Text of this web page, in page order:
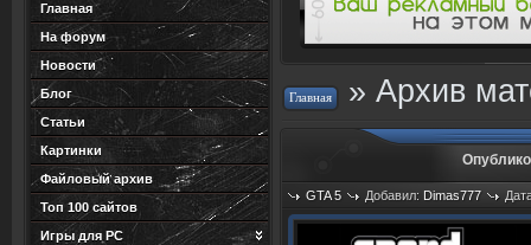
Главная
На форум
Новости
Блог
Статьи
Картинки
Файловый архив
Топ 100 сайтов
Игры для PC
» Архив
GTA 5 Добавил: Dimas777